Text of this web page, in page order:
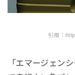
引用：
「エマージェン